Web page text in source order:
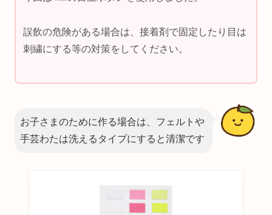
誤飲の危険がある場合は、接着剤で固定したり目は
刺繍にする等の対策をしてください。
お子さまのために作る場合は、フェルトや
手芸わたは洗えるタイプにすると清潔です